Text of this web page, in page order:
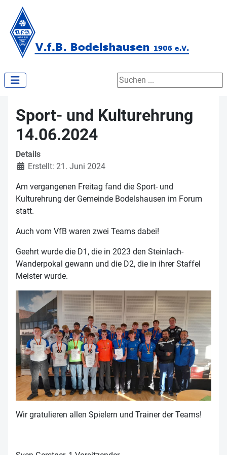
Suchen ...
Sport- und Kulturehrung
14.06.2024
Details
Erstellt: 21. Juni 2024
Am vergangenen Freitag fand die Sport- und
Kulturehrung der Gemeinde Bodelshausen im Forum
statt.
Auch vom VfB waren zwei Teams dabei!
Geehrt wurde die D1, die in 2023 den Steinlach-
Wanderpokal gewann und die D2, die in ihrer Staffel
Meister wurde.
Wir gratulieren allen Spielern und Trainer der Teams!